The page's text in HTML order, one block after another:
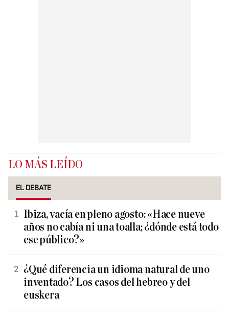
LO MÁS LEÍDO
EL DEBATE
Ibiza, vacía en pleno agosto: «Hace nueve
años no cabía ni una toalla; ¿dónde está todo
ese público?»
¿Qué diferencia un idioma natural de uno
inventado? Los casos del hebreo y del
euskera